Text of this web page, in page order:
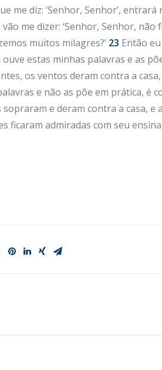
me diz: ‘Senhor, Senhor’,
me dizer: ‘Senhor, Senhor,
muitos milagres?’ 23 Então
estas minhas palavras e as
os ventos deram contra a
e não as põe em prática, é
e deram contra a casa, e
ficaram admiradas com seu